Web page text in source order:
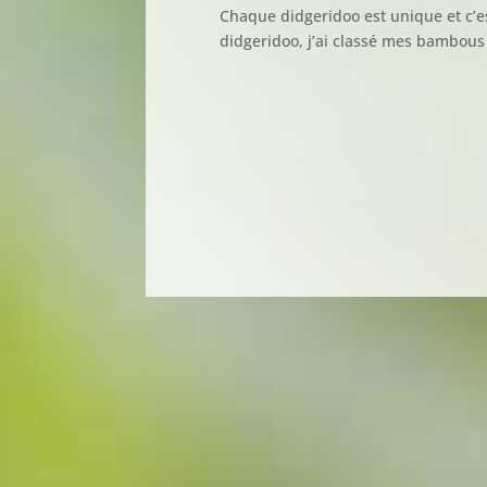
Chaque didgeridoo est unique et
didgeridoo, j’ai classé mes